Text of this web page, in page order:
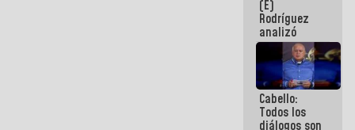
presencial
para el
diálogo
(E)
Rodríguez
analizó
junto a
gobernadores
planes de
recuperación
del Sistema
Eléctrico
Cabello:
Todos los
diálogos son